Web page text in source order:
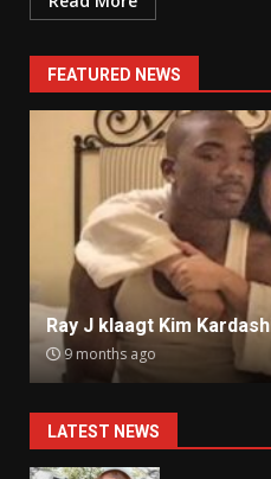
FEATURED NEWS
Ray J klaagt Kim
9 months ago
LATEST NEWS